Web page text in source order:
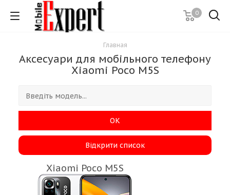
0
Главная
Аксесуари для мобільного телефону
Xiaomi Poco M5S
ОК
Відкрити список
Xiaomi Poco M5S